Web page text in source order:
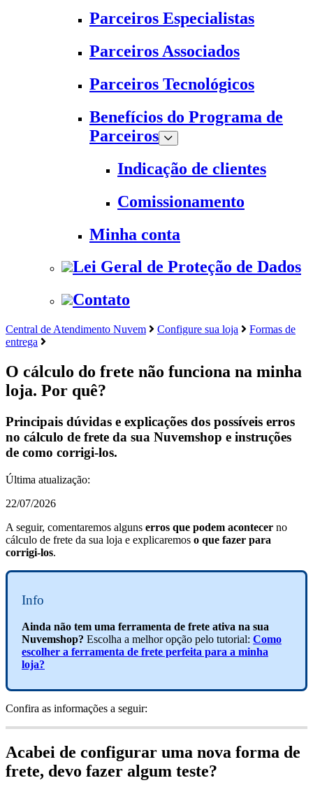
Parceiros Especialistas
Parceiros Associados
Parceiros Tecnológicos
Benefícios do Programa de
Parceiros
Indicação de clientes
Comissionamento
Minha conta
Lei Geral de Proteção de Dados
Contato
Central de Atendimento Nuvem Configure sua loja
Formas de
entrega
O cálculo do frete não funciona na minha
loja. Por quê?
Principais dúvidas e explicações dos possíveis erros
no cálculo de frete da sua Nuvemshop e instruções
de como corrigi-los.
Última atualização:
22/07/2026
A seguir, comentaremos alguns erros que podem acontecer no
cálculo de frete da sua loja e explicaremos o que fazer para
corrigi-los.
Info
Ainda não tem uma ferramenta de frete ativa na sua
Nuvemshop? Escolha a melhor opção pelo tutorial: Como
escolher a ferramenta de frete perfeita para a minha
loja?
Confira as informações a seguir:
Acabei de configurar uma nova forma de
frete, devo fazer algum teste?